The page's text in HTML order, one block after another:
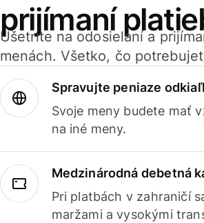
prijímaní
Ušetrite na odosielaní a
menách. Všetko, čo
Spravujte peniaze
Svoje meny budete mať
na iné meny.
Medzinárodná debetná
Pri platbách v zahraničí
maržami a vysokými